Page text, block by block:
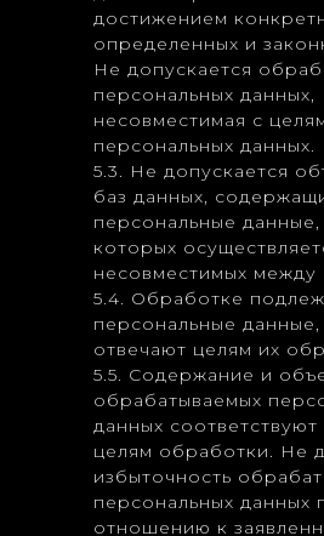
достижением
определенных и
Не допускается
персональных данных,
несовместимая с
персональных данных.
5.3. Не допускается
баз данных,
персональные
которых
несовместимых между
5.4. Обработке
персональные
отвечают целям их
5.5. Содержание и
обрабатываемых
данных соответствуют
целям обработки. Не
избыточность
персональных данных
отношению к